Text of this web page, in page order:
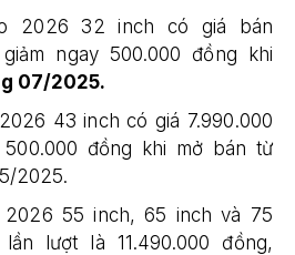
2026 32 inch có giá bán
ngay 500.000 đồng khi
07/2025.
43 inch có giá 7.990.000
500.000 đồng khi mở bán từ
2025.
2026 55 inch, 65 inch và 75
lượt là 11.490.000 đồng,